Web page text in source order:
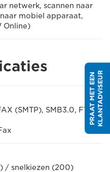
netwerk, scannen naar
mobiel apparaat,
Online)
(SMTP), SMB3.0, FTP,
/ snelkiezen (200)
P
R
A
A
T
M
E
T
E
E
N
K
L
A
N
T
A
D
V
I
S
E
UR